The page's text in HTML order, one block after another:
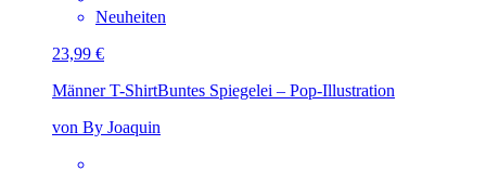
Neuheiten
23,99 €
Männer T-ShirtBuntes Spiegelei – Pop-Illustration
von By Joaquin